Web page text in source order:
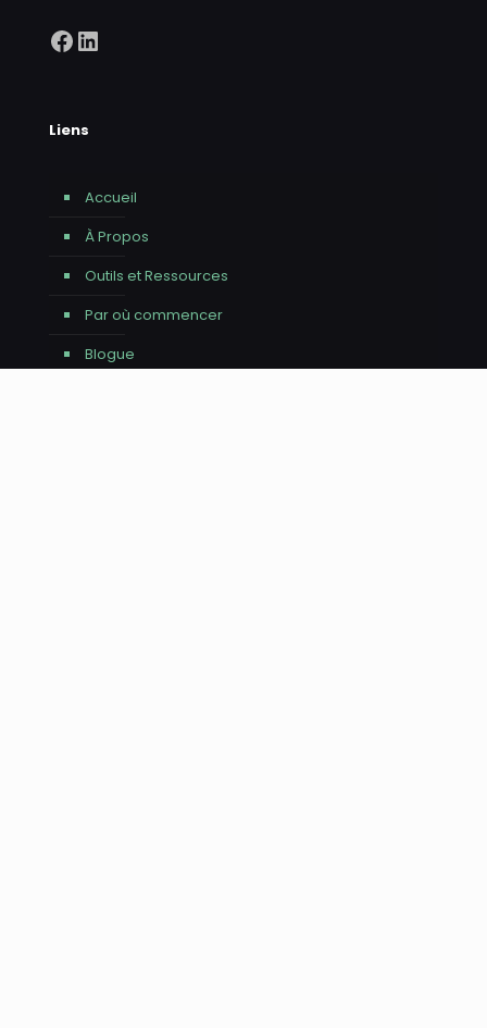
Facebook
LinkedIn
Liens
Accueil
À Propos
Outils et Ressources
Par où commencer
Blogue